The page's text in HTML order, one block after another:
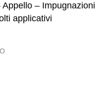
– Impugnazioni
applicativi